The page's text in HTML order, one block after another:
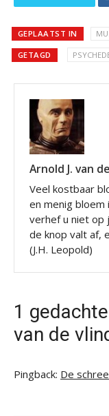
GEPLAATST IN
GETAGD
Arnold J. van
Veel kostbaar
en menig
verhef u niet op
de knop valt af,
(J.H. Leopold)
1
van de
Pingback: De